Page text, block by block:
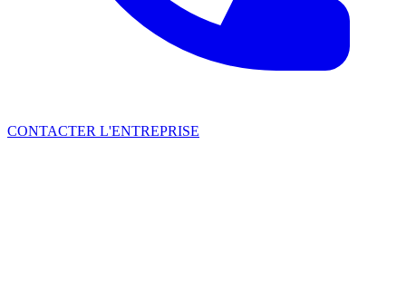
CONTACTER L'ENTREPRISE